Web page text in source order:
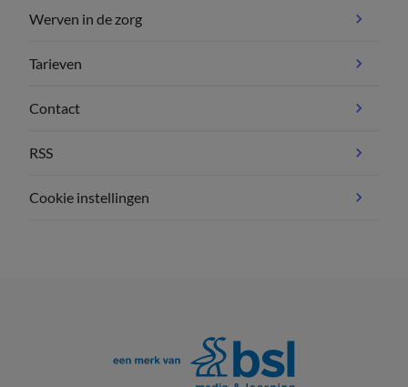
Werven in de zorg
Tarieven
Contact
RSS
Cookie instellingen